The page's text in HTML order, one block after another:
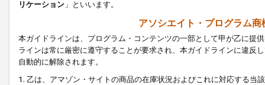
リケーション 」といいます。
アソシエイト・プログラム
本ガイドラインは、プログラム・コンテンツの一部として甲が乙に提
ラインは常に厳密に遵守することが要求され、本ガイドラインに違反
自動的に解除されます。
1. 乙は、アマゾン・サイトの商品の在庫状況およびこれに対応する